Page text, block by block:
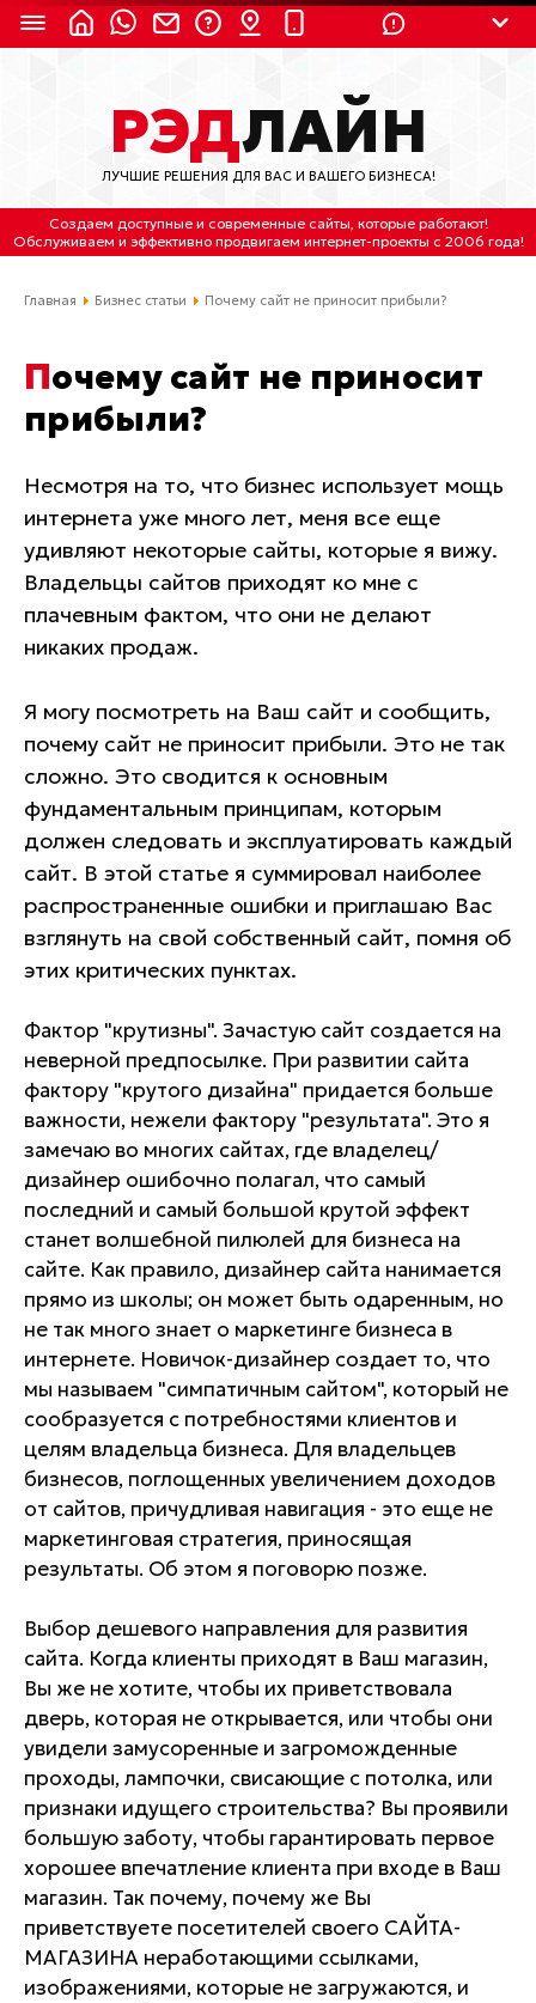
8 (800) 550-9899 (с 2:30 до 11:30 по
Мск)
Бесплатно по России
(4212) 658-653
(4212) 637-673
Отдельный вход \ Левый торец здания
Пн-пт. с 9:30 до 18:30 (по Хбк)
info@lred.ru
Все контакты
РЭДЛАЙН
ЛУЧШИЕ РЕШЕНИЯ ДЛЯ ВАС И ВАШЕГО БИЗНЕСА!
Создаем доступные и современные сайты, которые работают!
Обслуживаем и эффективно продвигаем интернет-проекты с 2006 года!
Главная Бизнес статьи Почему сайт не приносит прибыли?
Почему сайт не приносит
прибыли?
Несмотря на то, что бизнес использует мощь
интернета уже много лет, меня все еще
удивляют некоторые сайты, которые я вижу.
Владельцы сайтов приходят ко мне с
плачевным фактом, что они не делают
никаких продаж.
Я могу посмотреть на Ваш сайт и сообщить,
почему сайт не приносит прибыли. Это не так
сложно. Это сводится к основным
фундаментальным принципам, которым
должен следовать и эксплуатировать каждый
сайт. В этой статье я суммировал наиболее
распространенные ошибки и приглашаю Вас
взглянуть на свой собственный сайт, помня об
этих критических пунктах.
Фактор "крутизны". Зачастую сайт создается на
неверной предпосылке. При развитии сайта
фактору "крутого дизайна" придается больше
важности, нежели фактору "результата". Это я
замечаю во многих сайтах, где владелец/
дизайнер ошибочно полагал, что самый
последний и самый большой крутой эффект
станет волшебной пилюлей для бизнеса на
сайте. Как правило, дизайнер сайта нанимается
прямо из школы; он может быть одаренным, но
не так много знает о маркетинге бизнеса в
интернете. Новичок-дизайнер создает то, что
мы называем "симпатичным сайтом", который не
сообразуется с потребностями клиентов и
целям владельца бизнеса. Для владельцев
бизнесов, поглощенных увеличением доходов
от сайтов, причудливая навигация - это еще не
маркетинговая стратегия, приносящая
результаты. Об этом я поговорю позже.
Выбор дешевого направления для развития
сайта. Когда клиенты приходят в Ваш магазин,
Вы же не хотите, чтобы их приветствовала
дверь, которая не открывается, или чтобы они
увидели замусоренные и загроможденные
проходы, лампочки, свисающие с потолка, или
признаки идущего строительства? Вы проявили
большую заботу, чтобы гарантировать первое
хорошее впечатление клиента при входе в Ваш
магазин. Так почему, почему же Вы
приветствуете посетителей своего САЙТА-
МАГАЗИНА неработающими ссылками,
изображениями, которые не загружаются, и